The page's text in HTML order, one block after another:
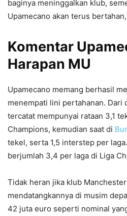
baginya meninggalkan klub,
Upamecano akan terus
Komentar
Harapan MU
Upamecano memang berhasil
menempati lini pertahanan. Dari
tercatat mempunyai rataan 3,1
Champions, kemudian saat di
tekel, serta 1,5 interstep per
berjumlah 3,4 per laga di Liga
Tidak heran jika klub
mendatangkannya di musim
42 juta euro seperti nominal